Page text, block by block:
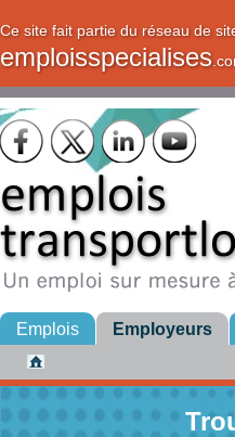
Ce site fait partie du réseau de
emploisspecialises
Emplois Employeurs